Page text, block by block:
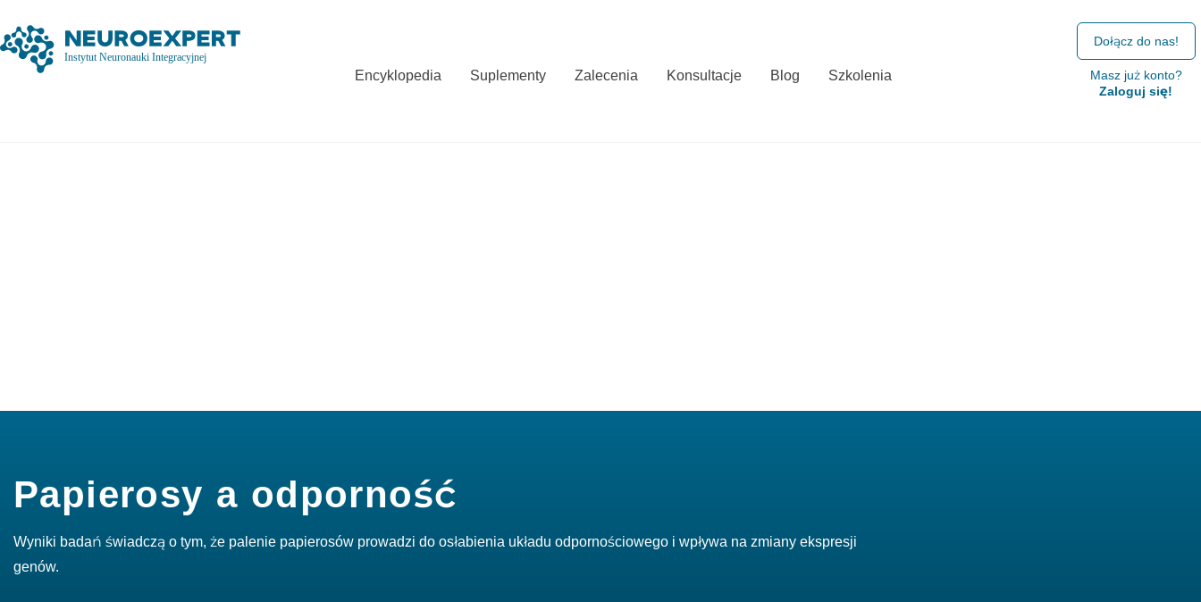
Encyklopedia Suplementy Zalecenia Konsultacje Blog Szkolenia
Dołącz do nas!
Masz już konto?
Zaloguj się!
Papierosy a odporność
Wyniki badań świadczą o tym, że palenie papierosów prowadzi do osłabienia układu odpornościowego i wpływa na zmiany ekspresji
genów.